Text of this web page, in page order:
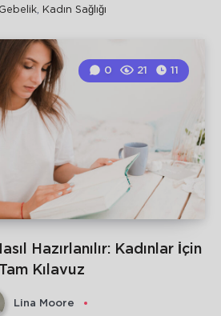
Gebelik Kadın Sağlığı
Hazırlanılır: Kadınlar İçin
Tam Kılavuz
0 21 11
Lina Moore